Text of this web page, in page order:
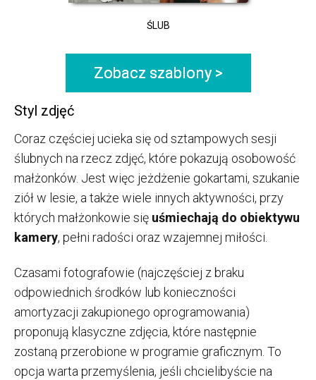
ŚLUB
Zobacz szablony >
Styl zdjęć
Coraz częściej ucieka się od sztampowych sesji
ślubnych na rzecz zdjęć, które pokazują osobowość
małżonków. Jest więc jeżdżenie gokartami, szukanie
ziół w lesie, a także wiele innych aktywności, przy
których małżonkowie się uśmiechają do obiektywu
kamery, pełni radości oraz wzajemnej miłości.
Czasami fotografowie (najczęściej z braku
odpowiednich środków lub konieczności
amortyzacji zakupionego oprogramowania)
proponują klasyczne zdjęcia, które następnie
zostaną przerobione w programie graficznym. To
opcja warta przemyślenia, jeśli chcielibyście na